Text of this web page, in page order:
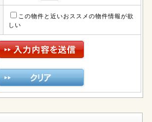
この物件と近いおススメの物件情報が欲
しい